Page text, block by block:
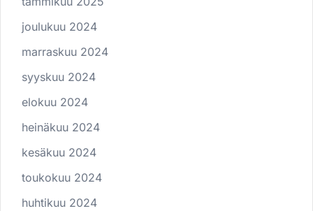
joulukuu 2024
marraskuu 2024
syyskuu 2024
elokuu 2024
heinäkuu 2024
kesäkuu 2024
toukokuu 2024
huhtikuu 2024